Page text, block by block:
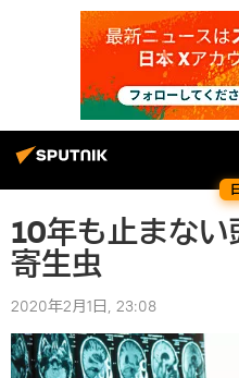
10年も止まな
寄生虫
2020年2月1日, 23:08